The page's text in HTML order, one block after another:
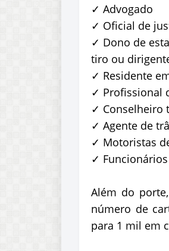
✓ Advogado
✓ Oficial de
✓ Dono de
tiro ou
✓ Residente
✓ Profissional
✓ Conselheiro
✓ Agente de
✓ Motoristas
✓
Além do
número de
para 1 mil em